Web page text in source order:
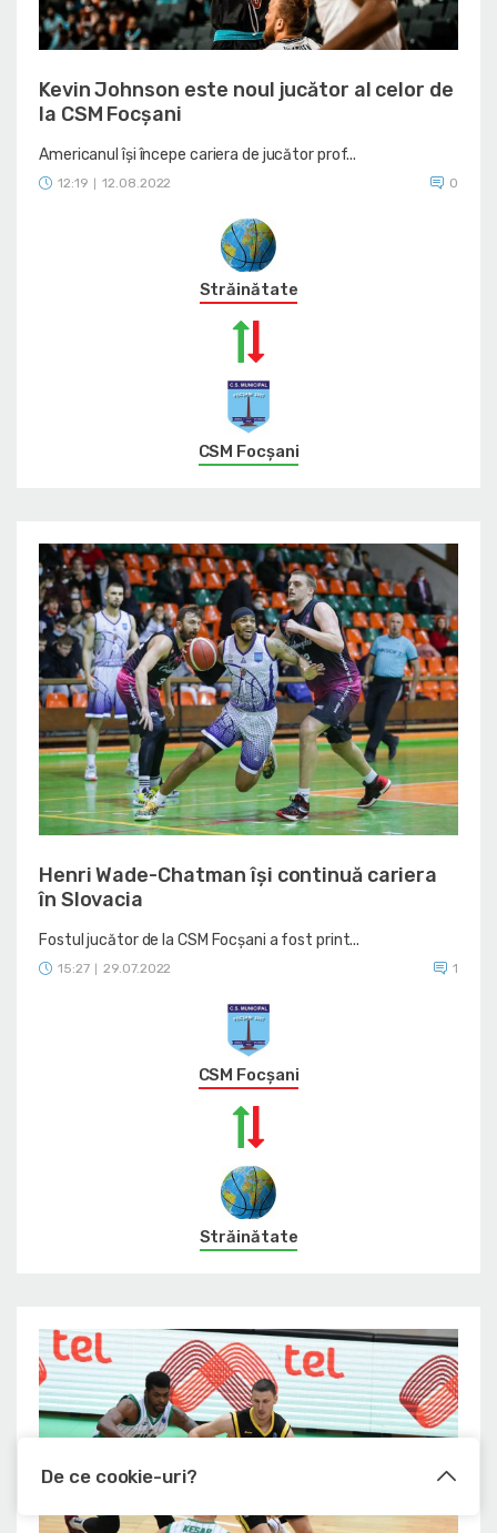
Kevin Johnson este noul jucător al celor de
la CSM Focșani
Americanul își începe cariera de jucător prof...
12:19 12.08.2022 0
Străinătate
CSM Focșani
Henri Wade-Chatman își continuă cariera
în Slovacia
Fostul jucător de la CSM Focșani a fost print...
15:27 29.07.2022 1
CSM Focșani
Străinătate
De ce cookie-uri?
Le utilizam pentru a optimiza functionalitatea site-ului web, a